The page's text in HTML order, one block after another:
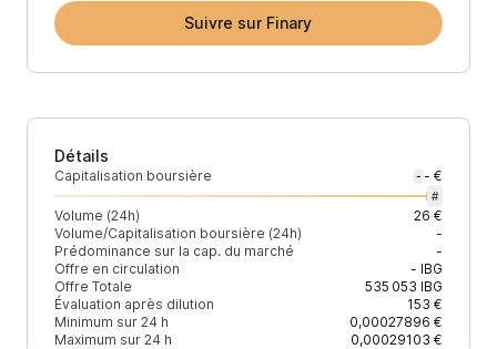
Suivre sur Finary
Détails
Capitalisation boursière - - €
#
Volume (24h)
26 €
Volume/Capitalisation boursière (24h)
-
Prédominance sur la cap. du marché
-
Offre en circulation
- IBG
Offre Totale
535 053 IBG
Évaluation après dilution
153 €
Minimum sur 24 h
0,00027896 €
Maximum sur 24 h
0,00029103 €